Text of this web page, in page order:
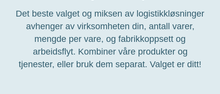
Det beste valget og miksen av logistikkløsninger
avhenger av virksomheten din, antall varer,
mengde per vare, og fabrikkoppsett og
arbeidsflyt. Kombiner våre produkter og
tjenester, eller bruk dem separat. Valget er ditt!